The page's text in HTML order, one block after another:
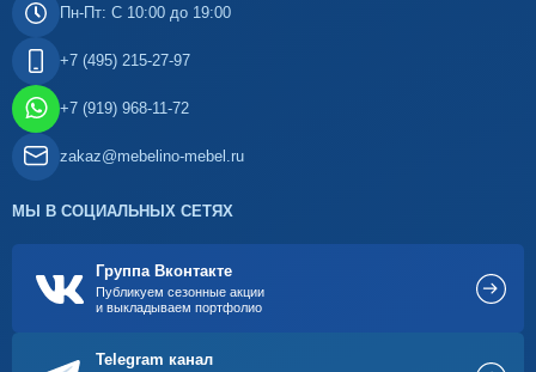
Пн-Пт: С 10:00 до 19:00
+7 (495) 215-27-97
+7 (919) 968-11-72
zakaz@mebelino-mebel.ru
МЫ В СОЦИАЛЬНЫХ СЕТЯХ
Группа Вконтакте
Публикуем сезонные акции
и выкладываем портфолио
Telegram канал